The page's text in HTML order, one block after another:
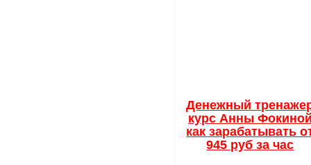
Денежный
курс Анны
как зарабатывать
945 руб за час